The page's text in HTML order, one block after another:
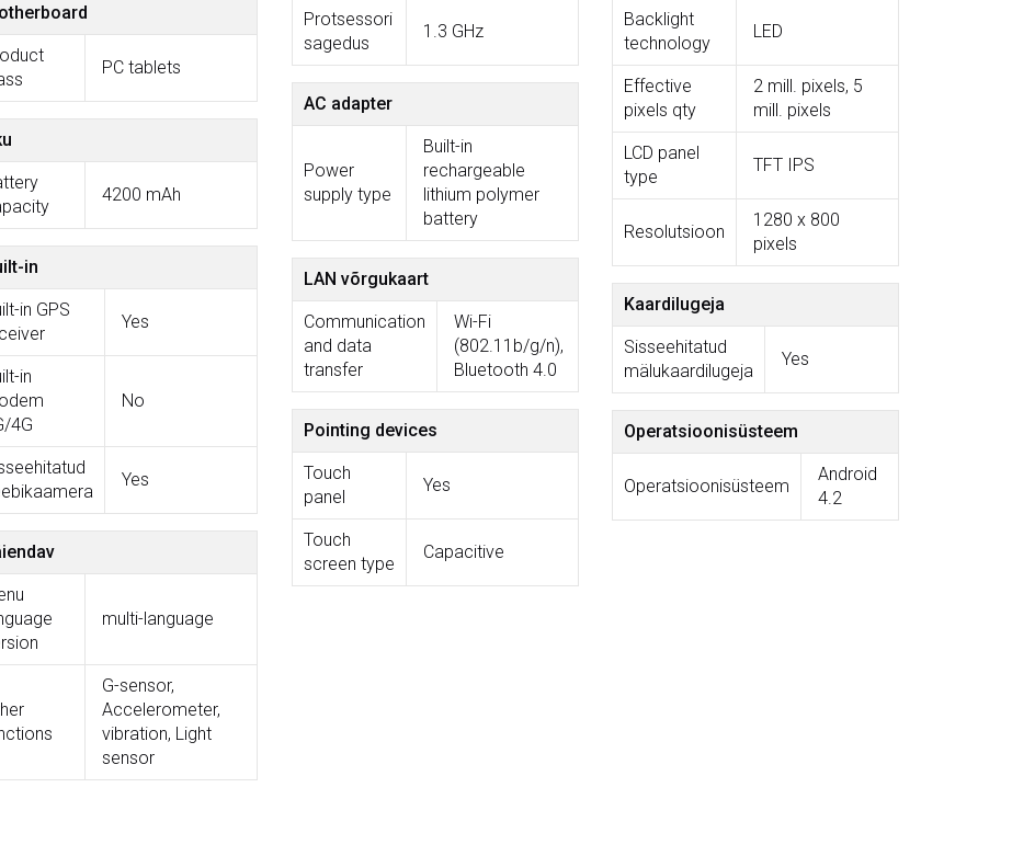
Protsessori
sagedus
1.3 GHz
Backlight
technology
LED
Effective
pixels qty
2 mill. pixels, 5
mill. pixels
LCD panel
type
TFT IPS
Resolutsioon
1280 x 800
pixels
PC tablets
AC adapter
Power
supply type
Built-in
rechargeable
lithium polymer
battery
4200 mAh
in
in GPS
Yes
in
4G
No
Yes
LAN võrgukaart
Communication
and data
transfer
Wi-Fi
(802.11b/g/n),
Bluetooth 4.0
Kaardilugeja
Sisseehitatud
mälukaardilugeja
Yes
Pointing devices
Touch
panel
Yes
Touch
screen type
Capacitive
Operatsioonisüsteem
Operatsioonisüsteem
Android
4.2
multi-language
G-sensor,
Accelerometer,
vibration, Light
sensor